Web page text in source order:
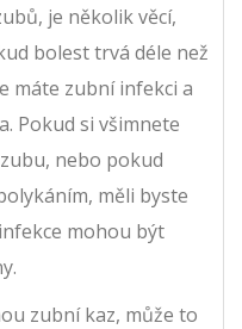
je několik věcí,
bolest trvá déle než
máte zubní infekci a
Pokud si všimnete
nebo pokud
měli byste
mohou být
zubní kaz, může to